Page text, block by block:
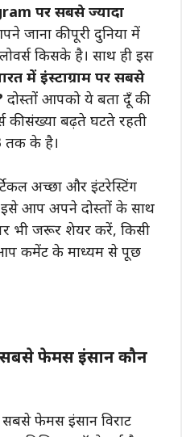
पर सबसे ज्यादा
जाना की पूरी दुनिया में
किसके है। साथ ही इस
में इंस्टाग्राम पर सबसे
दोस्तों आपको ये बता दूँ की
की संख्या बढ़ते घटते रहती
तक के है।
अच्छा और इंटरेस्टिंग
इसे आप अपने दोस्तों के साथ
भी जरूर शेयर करें, किसी
आप कमेंट के माध्यम से पूछ
सबसे फेमस इंसान कौन
सबसे फेमस इंसान विराट